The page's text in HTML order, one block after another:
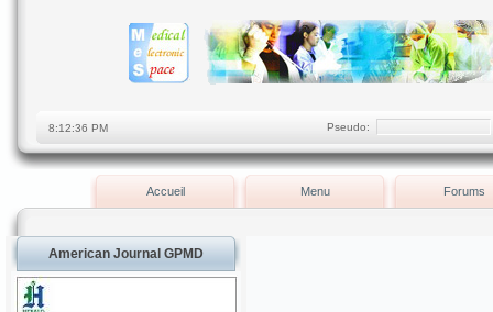
Pseudo:
Accueil Menu Forums
American Journal GPMD